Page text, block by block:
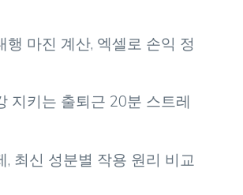
행 마진 계산, 엑셀로 손익 정
지키는 출퇴근 20분 스트레
, 최신 성분별 작용 원리 비교